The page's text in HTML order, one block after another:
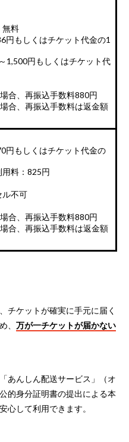
無料
円もしくはチケット代金の1
1,500円もしくはチケット代
合、再振込手数料880円
合、再振込手数料は返金額
円もしくはチケット代金の
料：825円
ル不可
合、再振込手数料880円
合、再振込手数料は返金額
チケットが確実に手元に届く
、 万が一チケットが届かない
あんしん配送サービス」（オ
的身分証明書の提出による本
心して利用できます。